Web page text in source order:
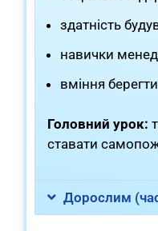
здатність
навички
вміння
Головний урок:
ставати
Дорослим